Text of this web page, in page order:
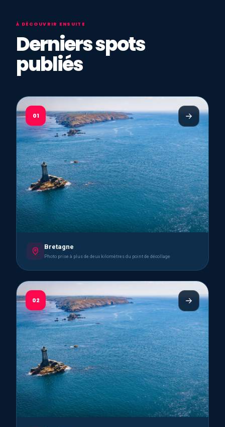
À DÉCOUVRIR ENSUITE
Derniers spots
publiés
01
Bretagne
Photo prise à plus de deux kilomètres du point de décollage
02